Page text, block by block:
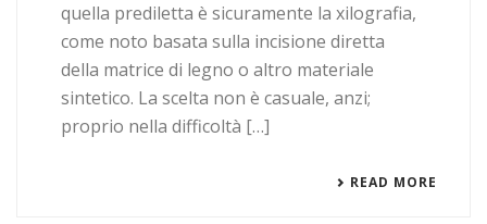
quella prediletta è sicuramente la xilografia,
come noto basata sulla incisione diretta
della matrice di legno o altro materiale
sintetico. La scelta non è casuale, anzi;
proprio nella difficoltà […]
READ MORE